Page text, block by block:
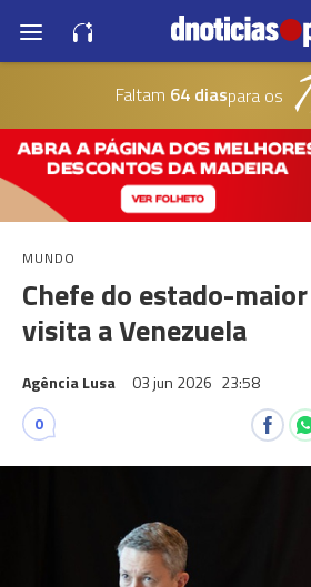
Faltam 64 diaspara os
MUNDO
Chefe do estado-
visita a Venezuela
Agência Lusa 03 jun 2026 23:58
0